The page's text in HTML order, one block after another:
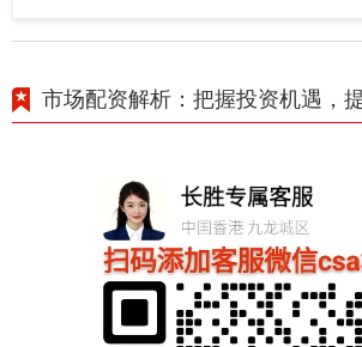
市场配资解析：把握投资机遇，